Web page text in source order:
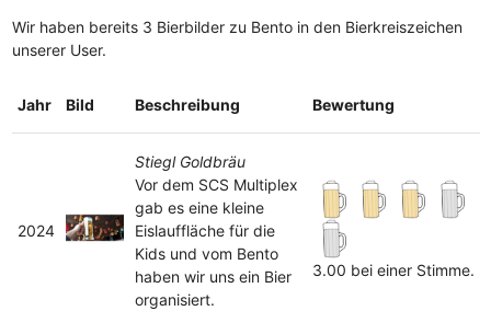
Wir haben bereits 3 Bierbilder zu Bento in den Bierkreiszeichen
unserer User.
Jahr Bild Beschreibung Bewertung
2024
Stiegl Goldbräu
Vor dem SCS Multiplex
gab es eine kleine
Eislauffläche für die
Kids und vom Bento
haben wir uns ein Bier
organisiert.
3.00 bei einer Stimme.